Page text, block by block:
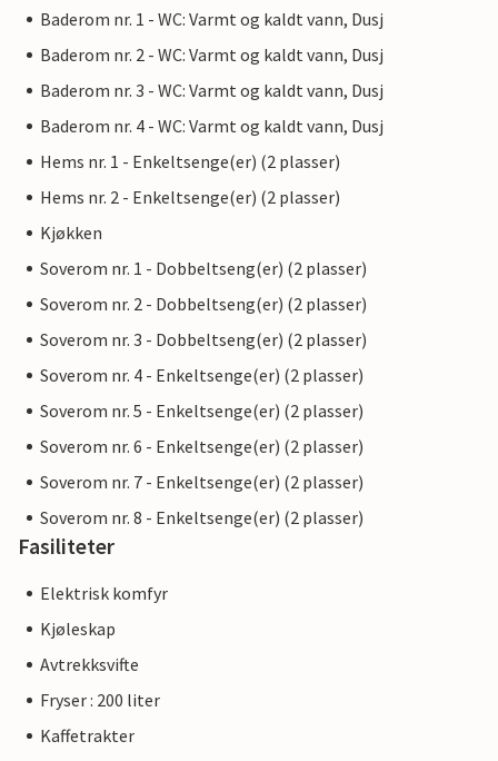
Baderom nr. 1 - WC: Varmt og kaldt vann, Dusj
Baderom nr. 2 - WC: Varmt og kaldt vann, Dusj
Baderom nr. 3 - WC: Varmt og kaldt vann, Dusj
Baderom nr. 4 - WC: Varmt og kaldt vann, Dusj
Hems nr. 1 - Enkeltsenge(er) (2 plasser)
Hems nr. 2 - Enkeltsenge(er) (2 plasser)
Kjøkken
Soverom nr. 1 - Dobbeltseng(er) (2 plasser)
Soverom nr. 2 - Dobbeltseng(er) (2 plasser)
Soverom nr. 3 - Dobbeltseng(er) (2 plasser)
Soverom nr. 4 - Enkeltsenge(er) (2 plasser)
Soverom nr. 5 - Enkeltsenge(er) (2 plasser)
Soverom nr. 6 - Enkeltsenge(er) (2 plasser)
Soverom nr. 7 - Enkeltsenge(er) (2 plasser)
Soverom nr. 8 - Enkeltsenge(er) (2 plasser)
Fasiliteter
Elektrisk komfyr
Kjøleskap
Avtrekksvifte
Fryser : 200 liter
Kaffetrakter